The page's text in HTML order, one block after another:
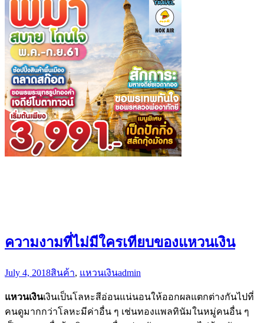
ความงามที่ไม่มีใครเทียบของแหวนเงิน
July 4, 2018สินค้า, แหวนเงินadmin
แหวนเงินเงินเป็นโลหะสีอ่อนแน่นอนให้ออกผลแตกต่างกันไปที่
คนดูมากกว่าโลหะมีค่าอื่น ๆ เช่นทองแพลทินัมในหมู่คนอื่น ๆ